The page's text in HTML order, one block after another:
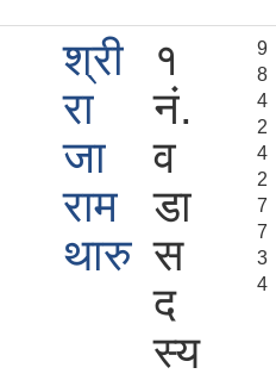
श्री
रा
जा
राम
थारु
१
नं.
व
डा
स
द
स्य
9
8
4
2
4
2
7
7
3
4